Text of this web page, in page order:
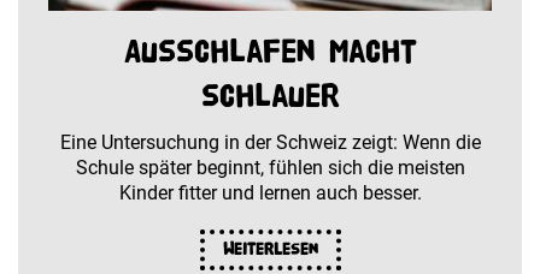
Ausschlafen macht
schlauer
Eine Untersuchung in der Schweiz zeigt: Wenn die
Schule später beginnt, fühlen sich die meisten
Kinder fitter und lernen auch besser.
Weiterlesen